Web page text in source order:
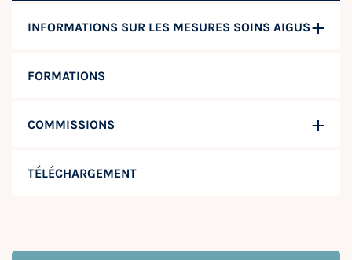
INFORMATIONS SUR LES MESURES SOINS AIGUS
FORMATIONS
COMMISSIONS
TÉLÉCHARGEMENT